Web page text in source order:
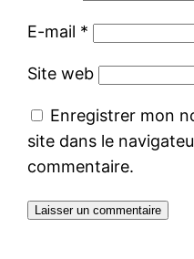
E-mail *
Site web
Enregistrer mon
site dans le
commentaire.